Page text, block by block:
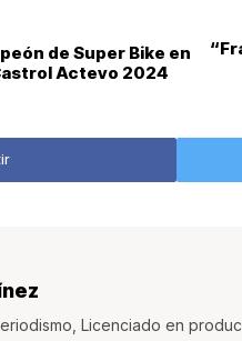
de Super Bike en
Actevo 2024
Licenciado en